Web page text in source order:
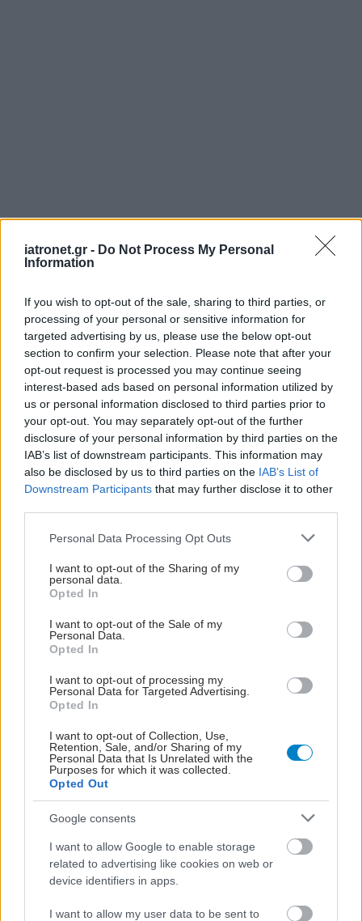
iatronet.gr - Do Not Process My Personal
Information
If you wish to opt-out of the sale, sharing to third parties, or
processing of your personal or sensitive information for
targeted advertising by us, please use the below opt-out
section to confirm your selection. Please note that after your
opt-out request is processed you may continue seeing
interest-based ads based on personal information utilized by
us or personal information disclosed to third parties prior to
your opt-out. You may separately opt-out of the further
disclosure of your personal information by third parties on the
IAB’s list of downstream participants. This information may
also be disclosed by us to third parties on the IAB’s List of
Downstream Participants that may further disclose it to other
Please note that this website/app uses one or more Google
not limited to your visit or usage behaviour. You may click to
grant or deny consent to Google and its third-party tags to
use your data for below specified purposes in below Google
consent section.
Personal Data Processing Opt Outs
I want to opt-out of the Sharing of my
personal data.
Opted In
I want to opt-out of the Sale of my
Personal Data.
Opted In
I want to opt-out of processing my
Personal Data for Targeted Advertising.
Opted In
I want to opt-out of Collection, Use,
Retention, Sale, and/or Sharing of my
Personal Data that Is Unrelated with the
Purposes for which it was collected.
Opted Out
Google consents
I want to allow Google to enable storage
related to advertising like cookies on web or
device identifiers in apps.
I want to allow my user data to be sent to
ΜΠΕΙΤΕ ΣΤΗ ΣΥΖΗΤΗΣΗ
Loading...